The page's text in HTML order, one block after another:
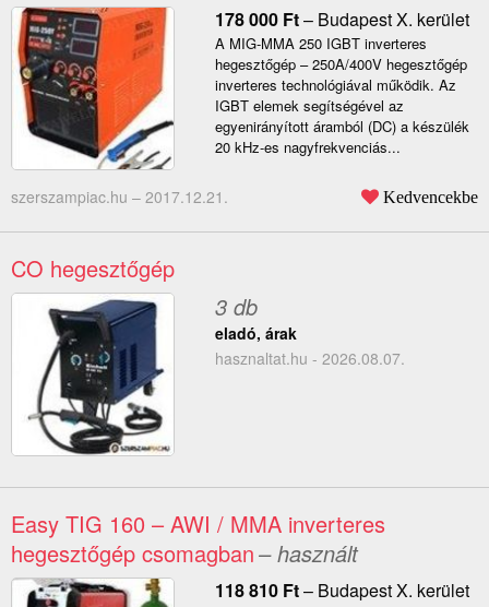
178 000 Ft– Budapest X. kerület
A MIG-MMA 250 IGBT inverteres
hegesztőgép – 250A/400V hegesztőgép
inverteres technológiával működik. Az
IGBT elemek segítségével az
egyenirányított áramból (DC) a készülék
20 kHz-es nagyfrekvenciás...
szerszampiac.hu – 2017.12.21. Kedvencekbe
CO hegesztőgép
3 db
eladó, árak
hasznaltat.hu - 2026.08.07.
Easy TIG 160 – AWI / MMA inverteres
hegesztőgép csomagban– használt
118 810 Ft– Budapest X. kerület